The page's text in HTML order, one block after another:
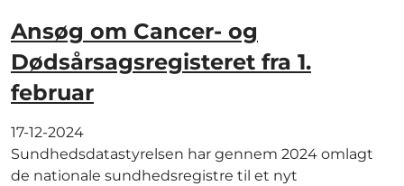
Ansøg om Cancer- og
Dødsårsagsregisteret fra 1.
februar
17-12-2024
Sundhedsdatastyrelsen har gennem 2024 omlagt
de nationale sundhedsregistre til et nyt